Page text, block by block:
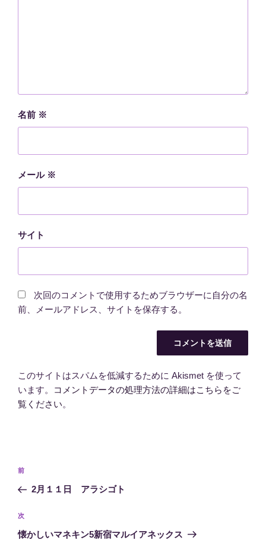
名前 ※
メール ※
サイト
次回のコメントで使用するためブラウザーに自分の名
前、メールアドレス、サイトを保存する。
このサイトはスパムを低減するために Akismet を使って
います。
コメントデータの処理方法の詳細はこちらをご
覧ください。
投
ナ
ビ
ゲ
過
去
投
稿
前
2月１１日 アラシゴト
次
の
次
懐かしいマネキン5新宿マルイアネックス